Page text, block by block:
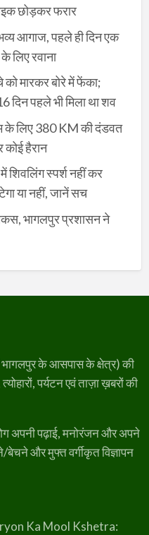
छोड़कर फरार
आगाज, पहले ही दिन एक
लिए रवाना
मारकर बोरे में फेंका;
दिन पहले भी मिला था शव
के लिए 380 KM की दंडवत
कोई हैरान
शिवलिंग स्पर्श नहीं कर
या नहीं, जानें सच
भागलपुर प्रशासन ने
भागलपुर के आसपास के क्षेत्र) की
पर्यटन एवं ताज़ा ख़बरों की
अपनी पढ़ाई, मनोरंजन और अपने
बेचने और मुफ्त वर्गीकृत विज्ञापन
Ka Mool Kshetra: